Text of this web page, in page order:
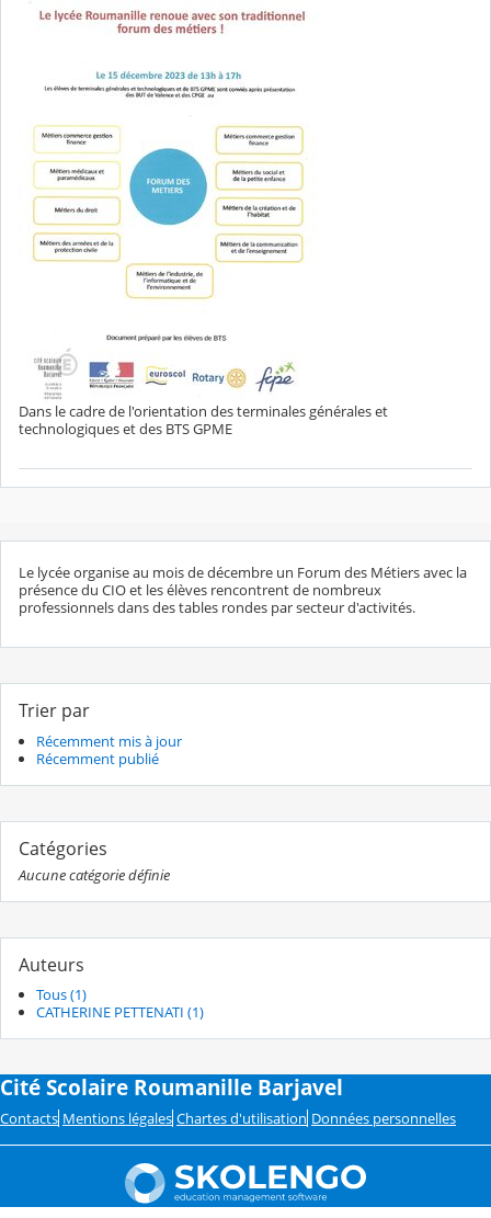
Dans le cadre de l'orientation des terminales générales et
technologiques et des BTS GPME
Le lycée organise au mois de décembre un Forum des Métiers avec la
présence du CIO et les élèves rencontrent de nombreux
professionnels dans des tables rondes par secteur d'activités.
Trier par
Récemment mis à jour
Récemment publié
Catégories
Aucune catégorie définie
Auteurs
Tous (1)
CATHERINE PETTENATI (1)
Cité Scolaire Roumanille Barjavel
Contacts Mentions légales Chartes d'utilisation Données personnelles